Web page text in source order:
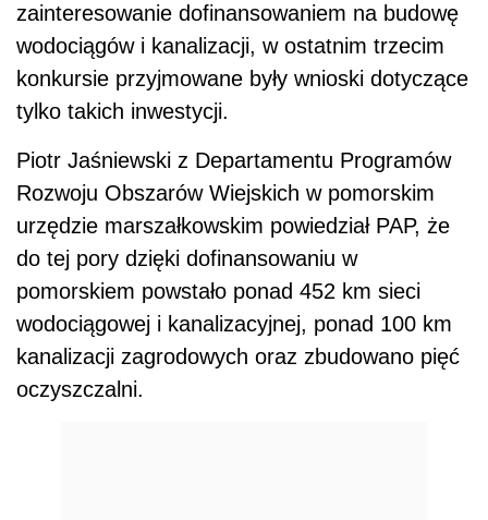
zainteresowanie dofinansowaniem na budowę
wodociągów i kanalizacji, w ostatnim trzecim
konkursie przyjmowane były wnioski dotyczące
tylko takich inwestycji.
Piotr Jaśniewski z Departamentu Programów
Rozwoju Obszarów Wiejskich w pomorskim
urzędzie marszałkowskim powiedział PAP, że
do tej pory dzięki dofinansowaniu w
pomorskiem powstało ponad 452 km sieci
wodociągowej i kanalizacyjnej, ponad 100 km
kanalizacji zagrodowych oraz zbudowano pięć
oczyszczalni.